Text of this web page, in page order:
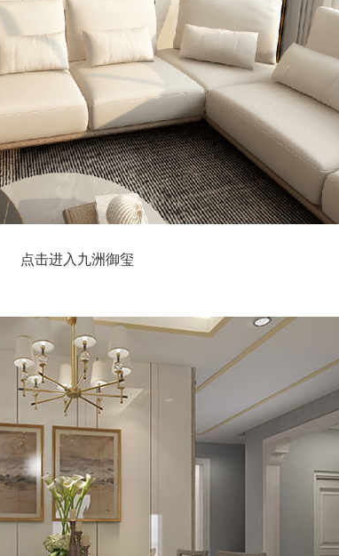
点击进入九洲御玺